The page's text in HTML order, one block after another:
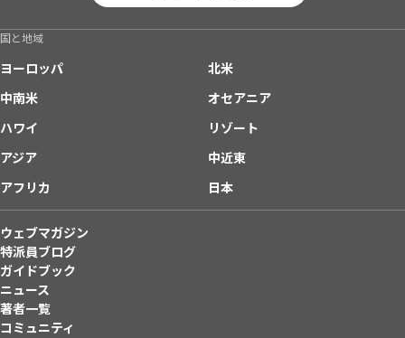
国と地域
ヨーロッパ
北米
中南米
オセアニア
ハワイ
リゾート
アジア
中近東
アフリカ
日本
ウェブマガジン
特派員ブログ
ガイドブック
ニュース
著者一覧
コミュニティ